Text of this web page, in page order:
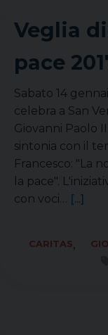
Veglia
pace
Sabato 14
celebra a San
Giovanni Paolo
sintonia con il
Francesco: "La
la pace".
con voci… [...]
CARITAS,